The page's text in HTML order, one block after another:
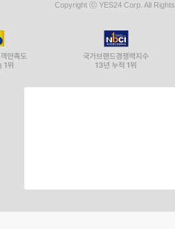
Copyright ⓒ YES24 Corp. All